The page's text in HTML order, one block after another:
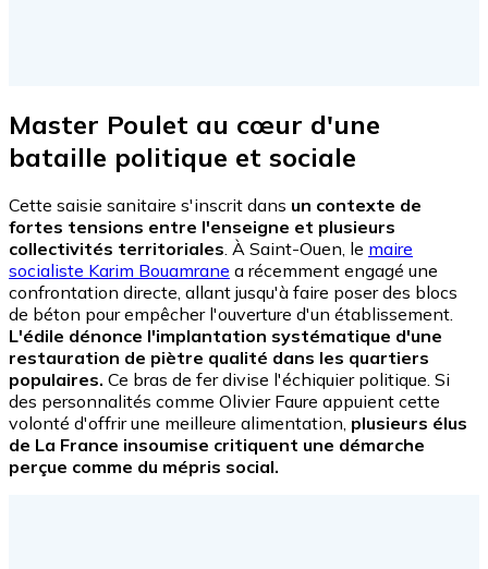
Master Poulet au cœur d'une
bataille politique et sociale
Cette saisie sanitaire s'inscrit dans un contexte de
fortes tensions entre l'enseigne et plusieurs
collectivités territoriales. À Saint-Ouen, le maire
socialiste Karim Bouamrane a récemment engagé une
confrontation directe, allant jusqu'à faire poser des blocs
de béton pour empêcher l'ouverture d'un établissement.
L'édile dénonce l'implantation systématique d'une
restauration de piètre qualité dans les quartiers
populaires. Ce bras de fer divise l'échiquier politique. Si
des personnalités comme Olivier Faure appuient cette
volonté d'offrir une meilleure alimentation, plusieurs élus
de La France insoumise critiquent une démarche
perçue comme du mépris social.